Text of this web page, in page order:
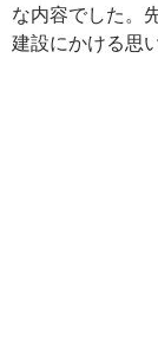
な内容でした。
建設にかける思